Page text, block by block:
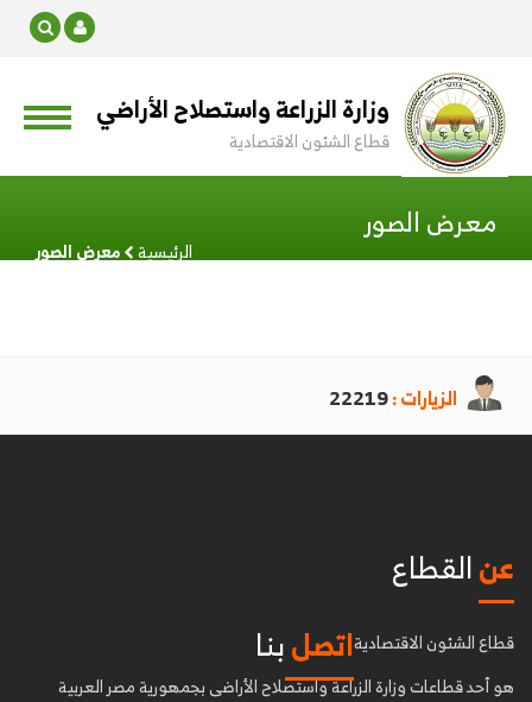
وزارة الزراعة واستصلاح الأراضي
قطاع الشئون الاقتصادية
معرض الصور
الرئيسية معرض الصور
الزيارات :22219
عنالقطاع
قطاع الشئون الاقتصادية
هو أحد قطاعات وزارة الزراعة واستصلاح الأراضى بجمهورية مصر العربية
اتصلبنا